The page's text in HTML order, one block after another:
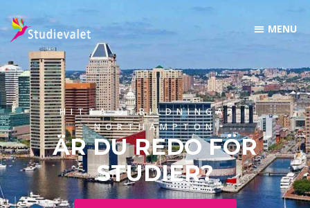
HITTA UTBILDNINGAR I
NORTHAMPTON
ÄR DU REDO FÖR
STUDIER?